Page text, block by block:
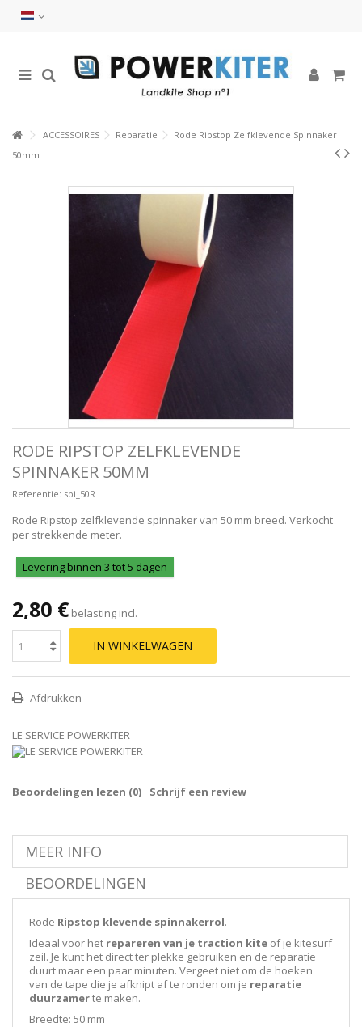
ACCESSOIRES Reparatie
Rode Ripstop Zelfklevende Spinnaker
50mm
RODE RIPSTOP ZELFKLEVENDE
SPINNAKER 50MM
Referentie: spi_50R
Rode Ripstop zelfklevende spinnaker van 50 mm breed. Verkocht
per strekkende meter.
Levering binnen 3 tot 5 dagen
2,80 € belasting incl.
IN WINKELWAGEN
Afdrukken
LE SERVICE POWERKITER
Beoordelingen lezen (0) Schrijf een review
MEER INFO
BEOORDELINGEN
Rode Ripstop klevende spinnakerrol.
Ideaal voor het repareren van je traction kite of je kitesurf
zeil. Je kunt het direct ter plekke gebruiken en de reparatie
duurt maar een paar minuten. Vergeet niet om de hoeken
van de tape die je afknipt af te ronden om je reparatie
duurzamerte maken.
Breedte: 50 mm